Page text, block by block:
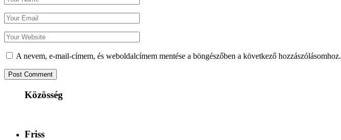
A nevem, e-mail-címem, és weboldalcímem mentése a böngészőben a következő hozzászólásomhoz.
Közösség
Friss